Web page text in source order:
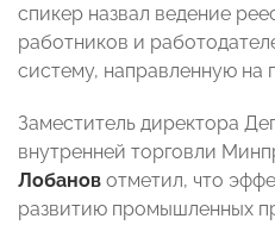
спикер назвал ведение
работников и
систему, направленную на
Заместитель директора
внутренней торговли
Лобанов отметил, что
развитию промышленных